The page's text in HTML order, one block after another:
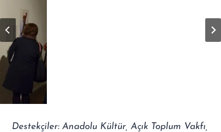
Destekçiler: Anadolu Kültür, Açık Toplum Vakfı,